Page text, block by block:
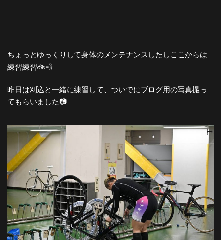
ちょっとゆっくりして身体のメンテナンスしたしここからは
練習練習🚲💨
昨日は刈込と一緒に練習して、ついでにブログ用の写真撮っ
てもらいました📷